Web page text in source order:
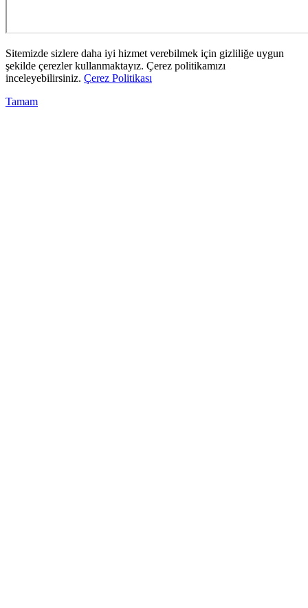
Sitemizde sizlere daha iyi hizmet verebilmek için gizliliğe uygun
şekilde çerezler kullanmaktayız. Çerez politikamızı
inceleyebilirsiniz. Çerez Politikası
Tamam